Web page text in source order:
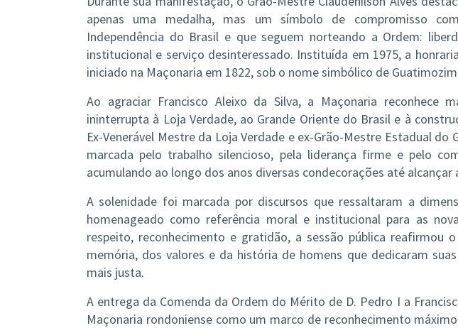
apenas uma medalha, mas um símbolo de compromisso
Independência do Brasil e que seguem norteando a Ordem:
institucional e serviço desinteressado. Instituída em 1975, a
iniciado na Maçonaria em 1822, sob o nome simbólico de
Ao agraciar Francisco Aleixo da Silva, a Maçonaria reconhece
ininterrupta à Loja Verdade, ao Grande Oriente do Brasil e à
Ex-Venerável Mestre da Loja Verdade e ex-Grão-Mestre Estadual
marcada pelo trabalho silencioso, pela liderança firme e pelo
acumulando ao longo dos anos diversas condecorações até
A solenidade foi marcada por discursos que ressaltaram a
homenageado como referência moral e institucional para as
respeito, reconhecimento e gratidão, a sessão pública reafirmou
memória, dos valores e da história de homens que dedicaram
mais justa.
A entrega da Comenda da Ordem do Mérito de D. Pedro I a
Maçonaria rondoniense como um marco de reconhecimento